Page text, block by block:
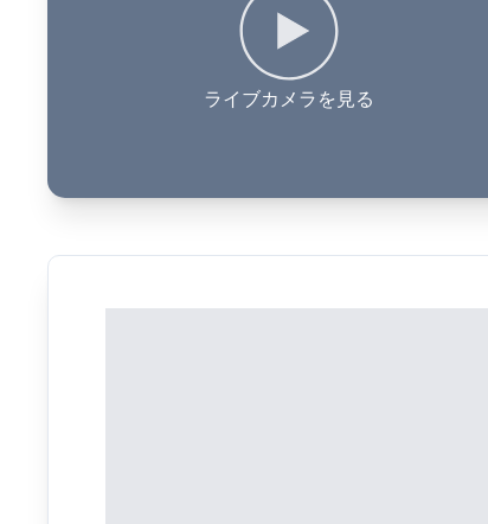
ライブカメラを見る